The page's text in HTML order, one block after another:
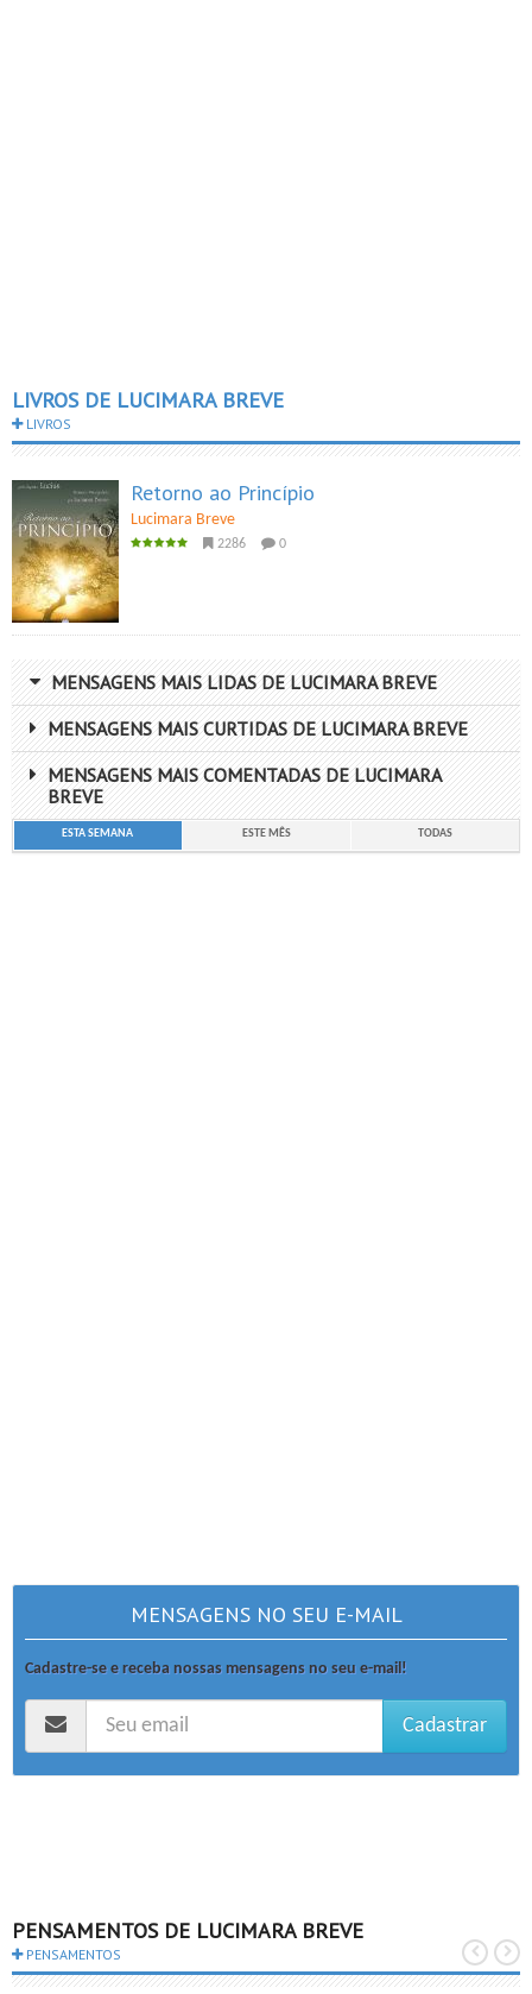
LIVROS DE LUCIMARA BREVE
LIVROS
Retorno ao Princípio
Lucimara Breve
2286 0
MENSAGENS MAIS LIDAS DE LUCIMARA BREVE
MENSAGENS MAIS CURTIDAS DE LUCIMARA BREVE
MENSAGENS MAIS COMENTADAS DE LUCIMARA
BREVE
ESTA SEMANA ESTE MÊS TODAS
MENSAGENS NO SEU E-MAIL
Cadastre-se e receba nossas mensagens no seu e-mail!
Cadastrar
PENSAMENTOS DE LUCIMARA BREVE
PENSAMENTOS